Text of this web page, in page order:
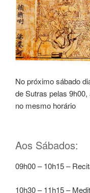
No próximo sábado
de Sutras pelas
no mesmo horário
Aos Sábados:
09h00 – 10h15 –
10h30 – 11h15 –